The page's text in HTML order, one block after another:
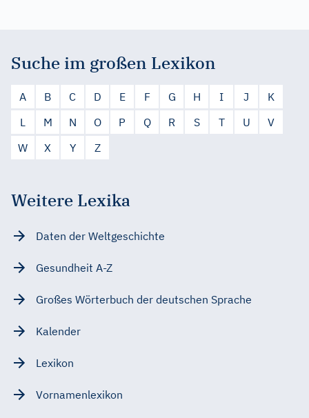
Suche im großen Lexikon
A B C D E F G H I J
K
L
M N O P Q R S T U
V
W
X Y Z
Weitere Lexika
Daten der Weltgeschichte
Gesundheit A-Z
Großes Wörterbuch der deutschen Sprache
Kalender
Lexikon
Vornamenlexikon